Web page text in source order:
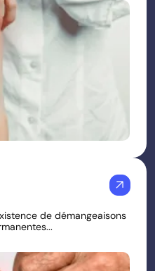
arrow_outward
de démangeaisons